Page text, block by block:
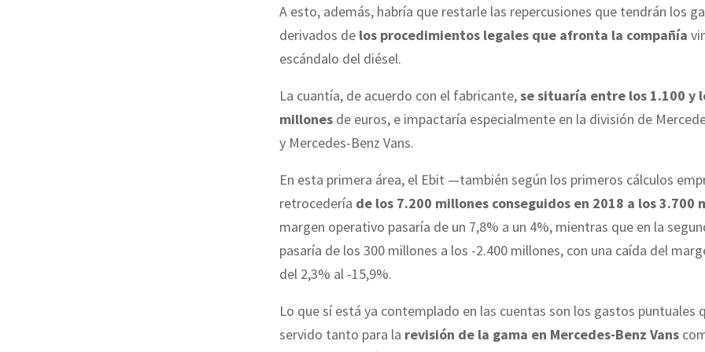
A esto, además, habría que restarle las repercusiones que tendrán los
derivados de los procedimientos legales que afronta la compañía
escándalo del diésel.
La cuantía, de acuerdo con el fabricante,se situaría entre los 1.100 y
millones de euros, e impactaría especialmente en la división de
y Mercedes-Benz Vans.
En esta primera área, el Ebit —también según los primeros cálculos
retrocedería de los 7.200 millones conseguidos en 2018 a los 3.700
margen operativo pasaría de un 7,8% a un 4%, mientras que en la
pasaría de los 300 millones a los -2.400 millones, con una caída del
del 2,3% al -15,9%.
Lo que sí está ya contemplado en las cuentas son los gastos puntuales
servido tanto para la revisión de la gama en Mercedes-Benz Vans